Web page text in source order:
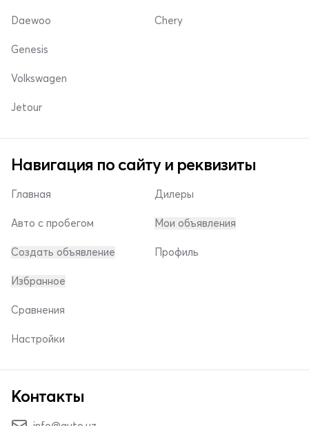
Daewoo Chery
Genesis
Volkswagen
Jetour
Навигация по сайту и реквизиты
Главная
Авто с пробегом
Создать объявление
Дилеры
Мои объявления
Профиль
Избранное
Сравнения
Настройки
Контакты